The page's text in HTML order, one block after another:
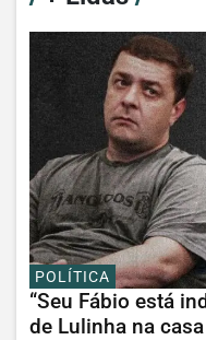
POLÍTICA
“Seu Fábio está
de Lulinha na